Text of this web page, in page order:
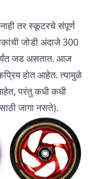
तर स्कूटरचे संपूर्ण
जोडी अंदाजे 300
जड असतात. आज
होत आहेत. त्यामुळे
परंतु कधी कधी
जागा नसते).